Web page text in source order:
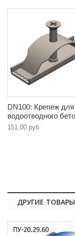
DN100: Крепеж для
водоотводного
151,00 руб
ДРУГИЕ